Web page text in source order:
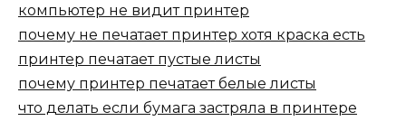
компьютер не видит принтер
почему не печатает принтер хотя краска есть
принтер печатает пустые листы
почему принтер печатает белые листы
что делать если бумага застряла в принтере